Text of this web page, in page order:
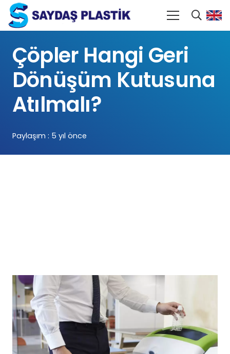
Çöpler Hangi Geri
Dönüşüm Kutusuna
Atılmalı?
Paylaşım : 5 yıl önce